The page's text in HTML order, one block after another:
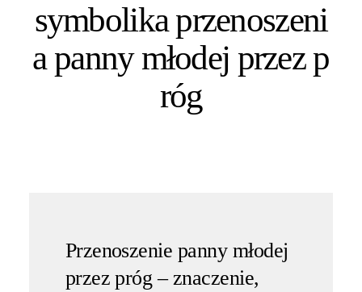
symbolika przenoszeni
a panny młodej przez p
róg
Przenoszenie panny młodej
przez próg – znaczenie,
PHOTO WORKS
VIDEO WORKS